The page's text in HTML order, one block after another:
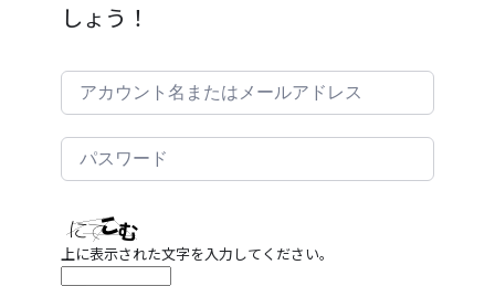
しょう！
上に表示された文字を入力してください。